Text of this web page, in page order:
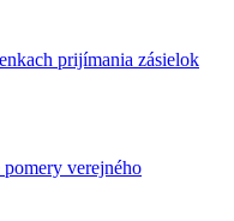
prijímania zásielok
verejného